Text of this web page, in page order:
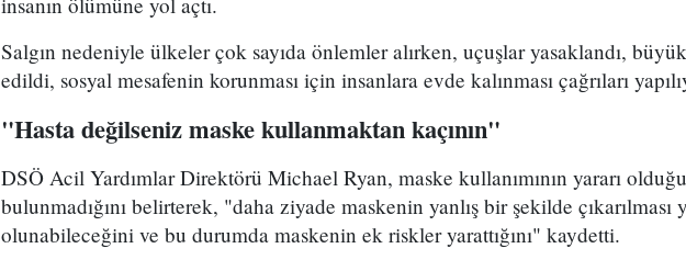
Salgın nedeniyle ülkeler çok sayıda önlemler alırken, uçuşlar yasaklandı,
edildi, sosyal mesafenin korunması için insanlara evde kalınması çağrıları
"Hasta değilseniz maske kullanmaktan kaçının"
DSÖ Acil Yardımlar Direktörü Michael Ryan, maske kullanımının yararı
bulunmadığını belirterek, "daha ziyade maskenin yanlış bir şekilde çıkarılması
olunabileceğini ve bu durumda maskenin ek riskler yarattığını" kaydetti.